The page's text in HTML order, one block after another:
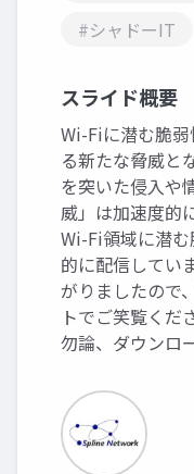
#シャドーIT
スライド概要
Wi-Fiに潜む脆
る新たな脅威と
を突いた侵入や
威」は加速度的
Wi-Fi領域に潜
的に配信してい
がりましたので
トでご笑覧くだ
勿論、ダウンロ